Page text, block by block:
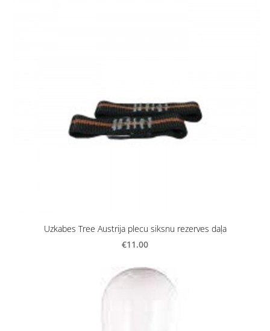
Uzkabes Tree Austrija plecu siksnu rezerves daļa
€11.00